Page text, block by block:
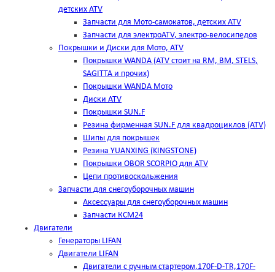
детских ATV
Запчасти для Мото-самокатов, детских ATV
Запчасти для электроATV, электро-велосипедов
Покрышки и Диски для Мото, ATV
Покрышки WANDA (АТV стоит на RM, BM, STELS,
SAGITTA и прочих)
Покрышки WANDA Мото
Диски ATV
Покрышки SUN.F
Резина фирменная SUN.F для квадроциклов (АТV)
Шипы для покрышек
Резина YUANXING (KINGSTONE)
Покрышки OBOR SCORPIO для ATV
Цепи противоскольжения
Запчасти для снегоуборочных машин
Аксессуары для снегоуборочных машин
Запчасти КСМ24
Двигатели
Генераторы LIFAN
Двигатели LIFAN
Двигатели с ручным стартером,170F-D-TR,170F-